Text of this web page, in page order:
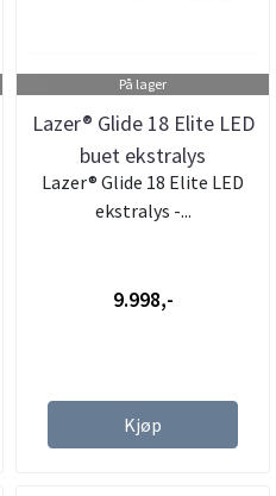
På lager
Lazer® Glide 18 Elite LED
buet ekstralys
Lazer® Glide 18 Elite LED
ekstralys -...
9.998,-
Kjøp